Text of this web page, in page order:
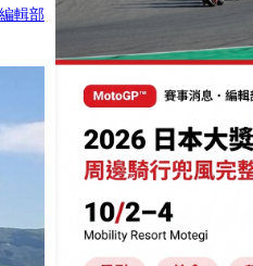
輯部